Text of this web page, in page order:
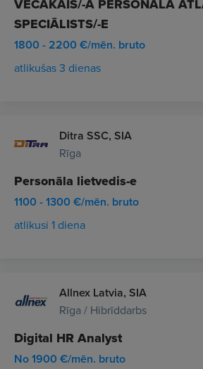
VECĀKAIS/-Ā PERSONĀLA
SPECIĀLISTS/-E
1800 - 2200 €/mēn. bruto
atlikušas 3 dienas
Ditra SSC, SIA
Rīga
Personāla lietvedis-e
1100 - 1300 €/mēn. bruto
atlikusi 1 diena
Allnex Latvia, SIA
Rīga / Hibrīddarbs
Digital HR Analyst
No 1900 €/mēn. bruto